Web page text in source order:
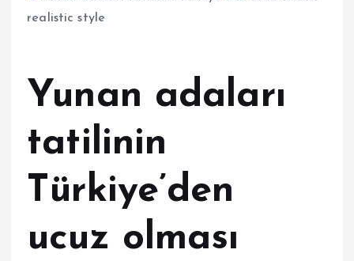
Yunan adaları
tatilinin
Türkiye’den
ucuz olması